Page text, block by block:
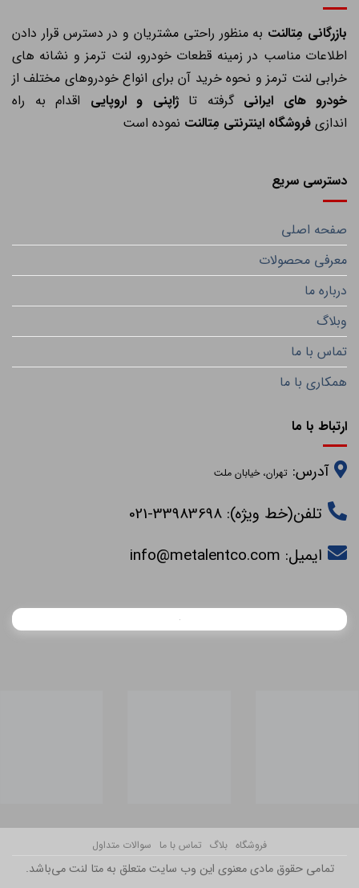
بازرگانی مِتالنتبه منظور راحتی مشتریان و در دسترس قرار دادن
اطلاعات مناسب در زمینه قطعات خودرو، لنت ترمز و نشانه های
خرابی لنت ترمز و نحوه خرید آن برای انواع خودروهای مختلف از
خودرو های ایرانیگرفته تاژاپنی و اروپاییاقدام به راه
اندازیفروشگاه اینترنتی مِتالنتنموده است
دسترسی سریع
صفحه اصلی
معرفی محصولات
درباره ما
وبلاگ
تماس با ما
همکاری با ما
ارتباط با ما
آدرس:تهران، خیابان ملت
تلفن(خط ویژه): 33983698-021
ایمیل:info@metalentco.com
فروشگاه بلاگ تماس با ما سوالات متداول
تمامی حقوق مادی معنوی این وب سایت متعلق به متا لنت می‌باشد.